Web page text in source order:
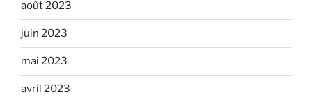
août 2023
juin 2023
mai 2023
avril 2023